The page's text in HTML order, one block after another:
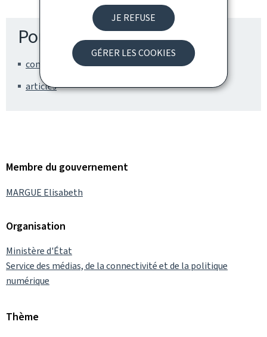
JE REFUSE
GÉRER LES COOKIES
Pour en savoir plus
communiques
articles
Membre du gouvernement
MARGUE Elisabeth
Organisation
Ministère d'État
Service des médias, de la connectivité et de la politique
numérique
Thème